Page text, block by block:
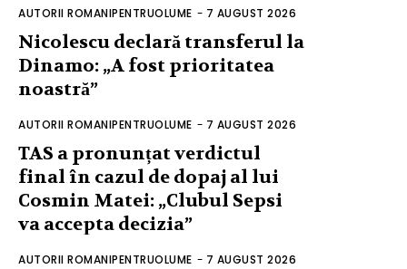
AUTORII ROMANIPENTRUOLUME - 7 AUGUST 2026
Nicolescu declară transferul la
Dinamo: „A fost prioritatea
noastră”
AUTORII ROMANIPENTRUOLUME - 7 AUGUST 2026
TAS a pronunțat verdictul
final în cazul de dopaj al lui
Cosmin Matei: „Clubul Sepsi
va accepta decizia”
AUTORII ROMANIPENTRUOLUME - 7 AUGUST 2026